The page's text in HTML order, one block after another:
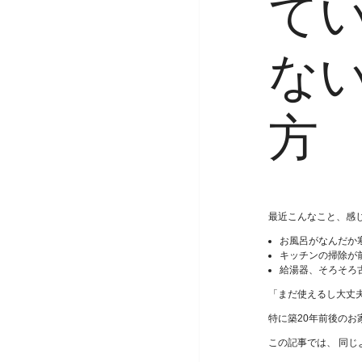
て
な
方
最近こんなこと、感
お風呂がなんだ
キッチンの掃除が
給湯器、そろそ
「まだ使えるし大
特に築20年前後のお
この記事では、 同